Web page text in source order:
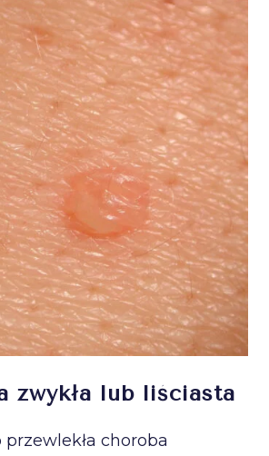
zwykła lub liściasta
przewlekła choroba